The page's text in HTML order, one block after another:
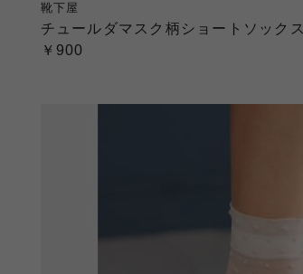
靴下屋
チュールダマスク柄ショートソックス
￥900